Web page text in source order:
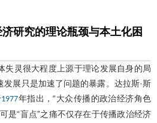
研究的理论瓶颈与本土化困
失灵很大程度上源于理论发展自身的局
发展只是加速了问题的暴露。达拉斯·斯
1977年指出，“大众传播的政治经济角色
是“盲点”之痛不仅存在于传播政治经济